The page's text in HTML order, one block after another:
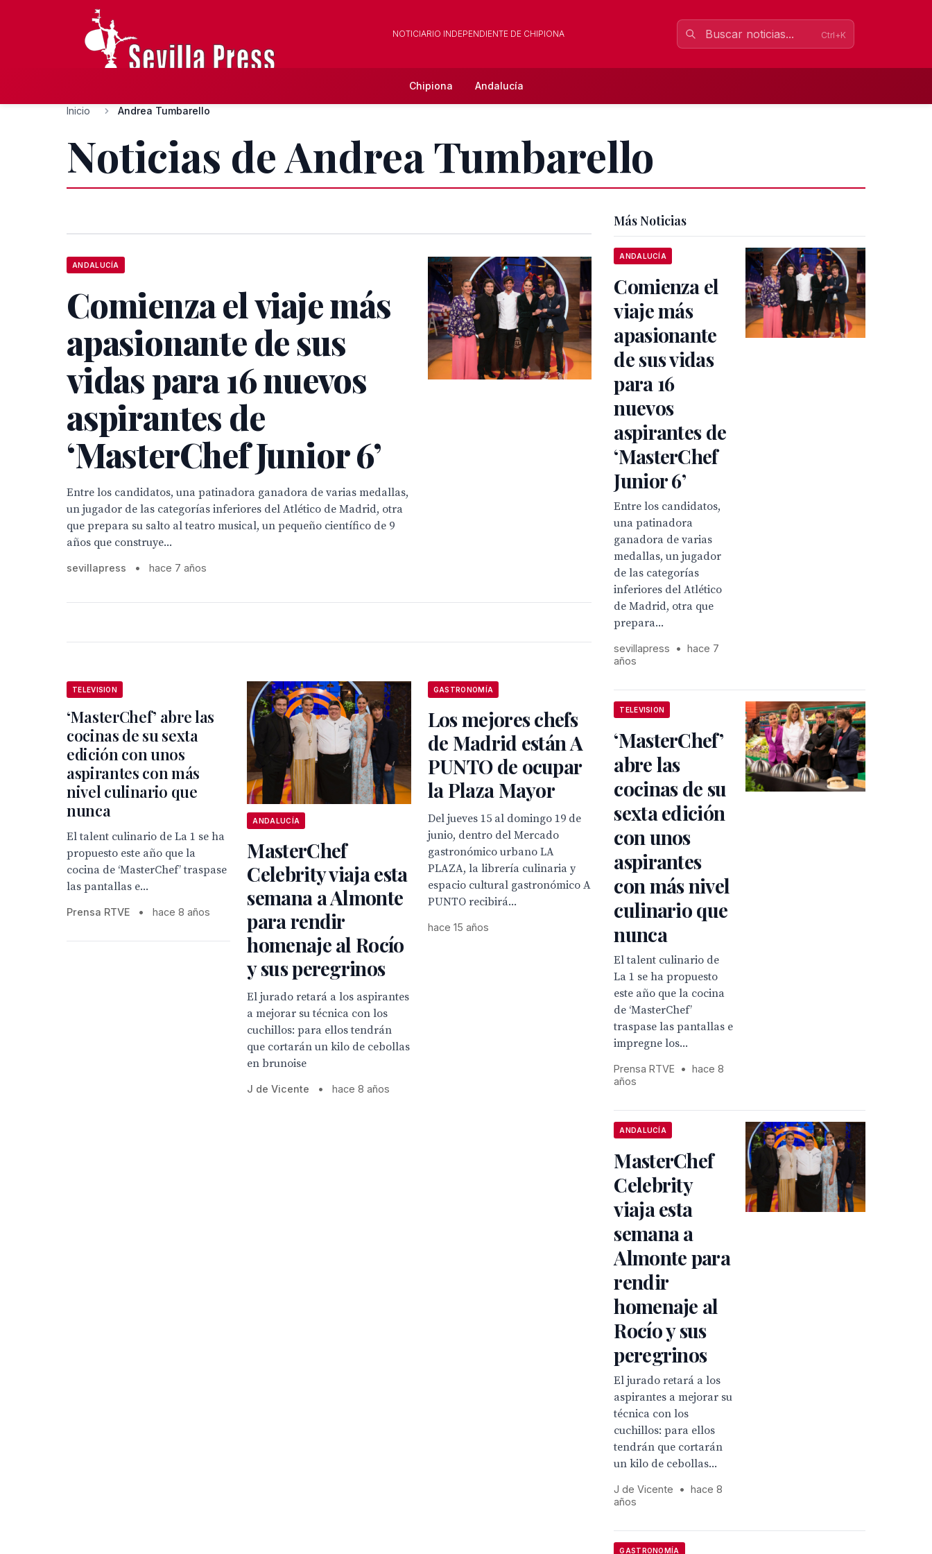
NOTICIARIO INDEPENDIENTE DE CHIPIONA Ctrl+K
Chipiona Andalucía
Inicio Andrea Tumbarello
Noticias de Andrea Tumbarello
ANDALUCÍA
Comienza el viaje más
apasionante de sus
vidas para 16 nuevos
aspirantes de
‘MasterChef Junior 6’
Entre los candidatos, una patinadora ganadora de varias medallas,
un jugador de las categorías inferiores del Atlético de Madrid, otra
que prepara su salto al teatro musical, un pequeño científico de 9
años que construye...
sevillapress • hace 7 años
TELEVISION
‘MasterChef’ abre las
cocinas de su sexta
edición con unos
aspirantes con más
nivel culinario que
nunca
El talent culinario de La 1 se ha
propuesto este año que la
cocina de ‘MasterChef’ traspase
las pantallas e...
Prensa RTVE • hace 8 años
ANDALUCÍA
MasterChef
Celebrity viaja esta
semana a Almonte
para rendir
homenaje al Rocío
y sus peregrinos
El jurado retará a los aspirantes
a mejorar su técnica con los
cuchillos: para ellos tendrán
que cortarán un kilo de cebollas
en brunoise
J de Vicente • hace 8 años
GASTRONOMÍA
Los mejores chefs
de Madrid están A
PUNTO de ocupar
la Plaza Mayor
Del jueves 15 al domingo 19 de
junio, dentro del Mercado
gastronómico urbano LA
PLAZA, la librería culinaria y
espacio cultural gastronómico A
PUNTO recibirá...
hace 15 años
Más Noticias
ANDALUCÍA
Comienza el
viaje más
apasionante
de sus vidas
para 16
nuevos
aspirantes de
‘MasterChef
Junior 6’
Entre los candidatos,
una patinadora
ganadora de varias
medallas, un jugador
de las categorías
inferiores del Atlético
de Madrid, otra que
prepara...
sevillapress •
hace 7
años
TELEVISION
‘MasterChef’
abre las
cocinas de su
sexta edición
con unos
aspirantes
con más nivel
culinario que
nunca
El talent culinario de
La 1 se ha propuesto
este año que la cocina
de ‘MasterChef’
traspase las pantallas e
impregne los...
Prensa RTVE •
hace 8
años
ANDALUCÍA
MasterChef
Celebrity
viaja esta
semana a
Almonte para
rendir
homenaje al
Rocío y sus
peregrinos
El jurado retará a los
aspirantes a mejorar su
técnica con los
cuchillos: para ellos
tendrán que cortarán
un kilo de cebollas...
J de Vicente •
hace 8
años
GASTRONOMÍA